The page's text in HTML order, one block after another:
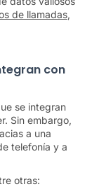
de llamadas,
con
se integran
Sin embargo,
a una
telefonía y a
otras: